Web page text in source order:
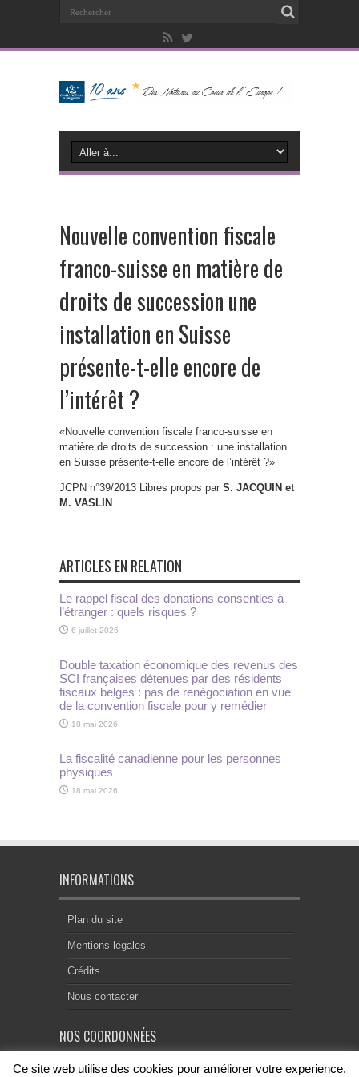
Nouvelle convention fiscale
franco-suisse en matière de
droits de succession une
installation en Suisse
présente-t-elle encore de
l’intérêt ?
«Nouvelle convention fiscale franco-suisse en
matière de droits de succession : une installation
en Suisse présente-t-elle encore de l’intérêt ?»
JCPN n°39/2013 Libres propos par S. JACQUIN et
M. VASLIN
ARTICLES EN RELATION
Le rappel fiscal des donations consenties à
l’étranger : quels risques ?
6 juillet 2026
Double taxation économique des revenus des
SCI françaises détenues par des résidents
fiscaux belges : pas de renégociation en vue
de la convention fiscale pour y remédier
18 mai 2026
La fiscalité canadienne pour les personnes
physiques
18 mai 2026
INFORMATIONS
Plan du site
Mentions légales
Crédits
Nous contacter
NOS COORDONNÉES
Centre Notarial de Droit Européen
Ce site web utilise des cookies pour améliorer votre experience.